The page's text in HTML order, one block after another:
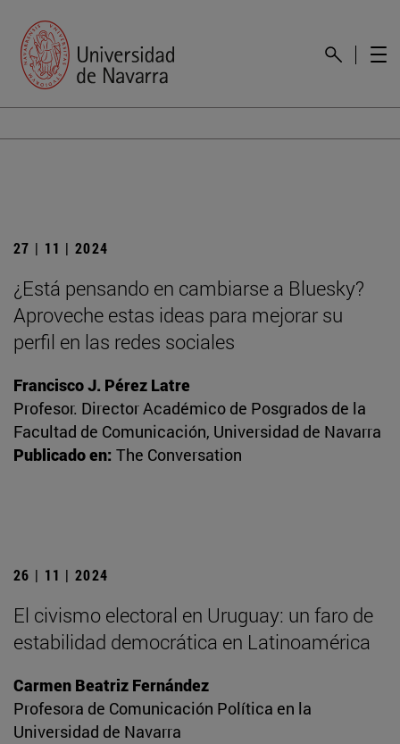
27 | 11 | 2024
¿Está pensando en cambiarse a Bluesky?
Aproveche estas ideas para mejorar su
perfil en las redes sociales
Francisco J. Pérez Latre
Profesor. Director Académico de Posgrados de la
Facultad de Comunicación, Universidad de Navarra
Publicado en: The Conversation
26 | 11 | 2024
El civismo electoral en Uruguay: un faro de
estabilidad democrática en Latinoamérica
Carmen Beatriz Fernández
Profesora de Comunicación Política en la
Universidad de Navarra